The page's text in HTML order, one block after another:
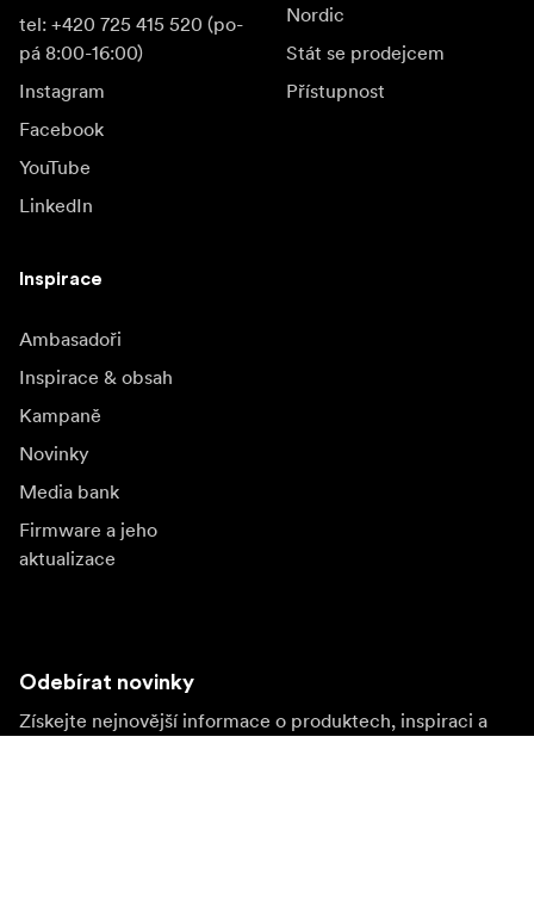
tel: +420 725 415 520 (po-
pá 8:00-16:00)
Instagram
Facebook
YouTube
LinkedIn
Nordic
Stát se prodejcem
Přístupnost
Inspirace
Ambasadoři
Inspirace & obsah
Kampaně
Novinky
Media bank
Firmware a jeho
aktualizace
Odebírat novinky
Získejte nejnovější informace o produktech, inspiraci a